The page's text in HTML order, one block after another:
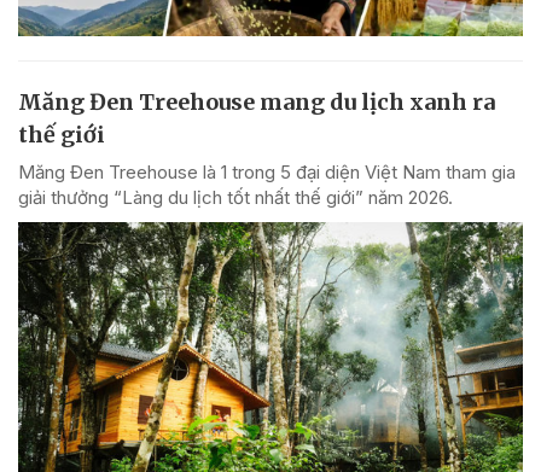
Măng Đen Treehouse mang du lịch xanh ra
thế giới
Măng Đen Treehouse là 1 trong 5 đại diện Việt Nam tham gia
giải thưởng “Làng du lịch tốt nhất thế giới” năm 2026.